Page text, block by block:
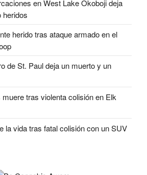
en West Lake Okoboji deja
heridos
herido tras ataque armado en el
de St. Paul deja un muerto y un
tras violenta colisión en Elk
la vida tras fatal colisión con un SUV